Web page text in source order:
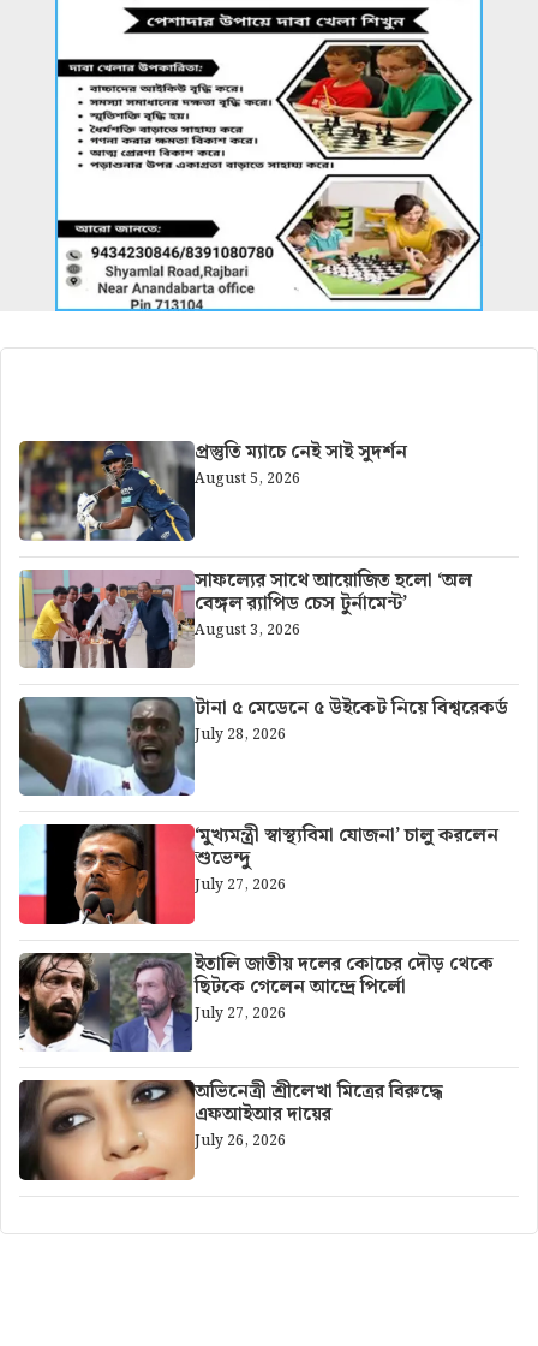
প্রস্তুতি ম্যাচে নেই সাই সুদর্শন
August 5, 2026
সাফল্যের সাথে আয়োজিত হলো ‘অল
বেঙ্গল র‍্যাপিড চেস টুর্নামেন্ট’
August 3, 2026
টানা ৫ মেডেনে ৫ উইকেট নিয়ে বিশ্বরেকর্ড
July 28, 2026
‘মুখ্যমন্ত্রী স্বাস্থ্যবিমা যোজনা’ চালু করলেন
শুভেন্দু
July 27, 2026
ইতালি জাতীয় দলের কোচের দৌড় থেকে
ছিটকে গেলেন আন্দ্রে পির্লো
July 27, 2026
অভিনেত্রী শ্রীলেখা মিত্রের বিরুদ্ধে
এফআইআর দায়ের
July 26, 2026